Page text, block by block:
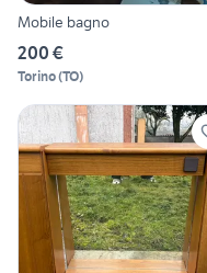
Mobile bagno
200 €
Torino(TO)